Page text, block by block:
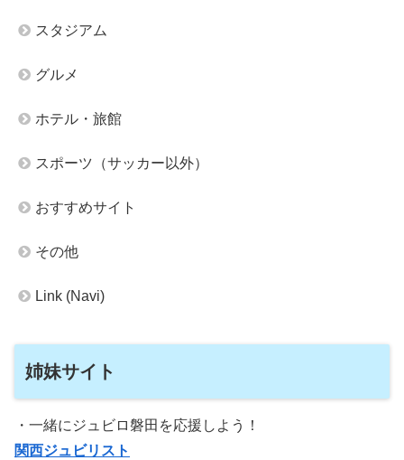
スタジアム
グルメ
ホテル・旅館
スポーツ（サッカー以外）
おすすめサイト
その他
Link (Navi)
姉妹サイト
・一緒にジュビロ磐田を応援しよう！
関西ジュビリスト